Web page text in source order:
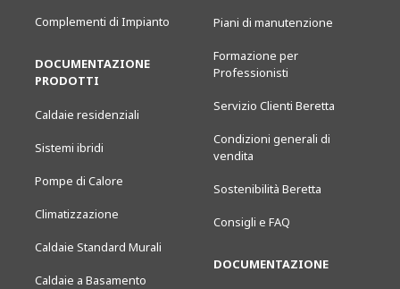
Complementi di Impianto
DOCUMENTAZIONE
PRODOTTI
Caldaie residenziali
Sistemi ibridi
Pompe di Calore
Climatizzazione
Caldaie Standard Murali
Caldaie a Basamento
Piani di manutenzione
Formazione per
Professionisti
Servizio Clienti Beretta
Condizioni generali di
vendita
Sostenibilità Beretta
Consigli e FAQ
DOCUMENTAZIONE